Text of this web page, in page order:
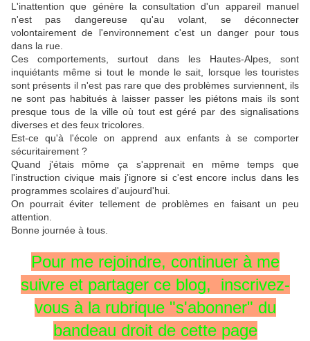
L'inattention que génère la consultation d'un appareil manuel
n'est pas dangereuse qu'au volant, se déconnecter
volontairement de l'environnement c'est un danger pour tous
dans la rue.
Ces comportements, surtout dans les Hautes-Alpes, sont
inquiétants même si tout le monde le sait, lorsque les touristes
sont présents il n'est pas rare que des problèmes surviennent, ils
ne sont pas habitués à laisser passer les piétons mais ils sont
presque tous de la ville où tout est géré par des signalisations
diverses et des feux tricolores.
Est-ce qu'à l'école on apprend aux enfants à se comporter
sécuritairement ?
Quand j'étais môme ça s'apprenait en même temps que
l'instruction civique mais j'ignore si c'est encore inclus dans les
programmes scolaires d'aujourd'hui.
On pourrait éviter tellement de problèmes en faisant un peu
attention.
Bonne journée à tous.
Pour me rejoindre, continuer à me
suivre et partager ce blog, inscrivez-
vous à la rubrique "s'abonner" du
bandeau droit de cette page